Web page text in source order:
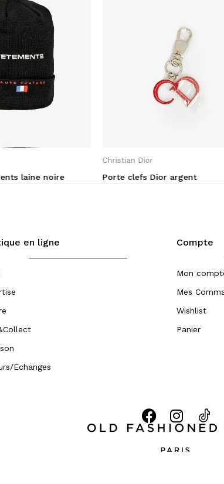
laine noire
Christian Dior
Porte clefs Dior argent
en ligne
Echanges
Compte
Mon
Mes
Wishlist
Panier